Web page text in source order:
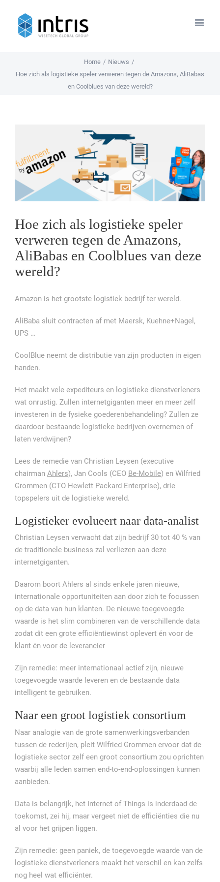
Home / Nieuws /
Hoe zich als logistieke speler verweren tegen de Amazons, AliBabas
en Coolblues van deze wereld?
Image
Hoe zich als logistieke speler
verweren tegen de Amazons,
AliBabas en Coolblues van deze
wereld?
Amazon is het grootste logistiek bedrijf ter wereld.
AliBaba sluit contracten af met Maersk, Kuehne+Nagel,
UPS …
CoolBlue neemt de distributie van zijn producten in eigen
handen.
Het maakt vele expediteurs en logistieke dienstverleners
wat onrustig. Zullen internetgiganten meer en meer zelf
investeren in de fysieke goederenbehandeling? Zullen ze
daardoor bestaande logistieke bedrijven overnemen of
laten verdwijnen?
Lees de remedie van Christian Leysen (executive
chairman Ahlers), Jan Cools (CEO Be-Mobile) en Wilfried
Grommen (CTO Hewlett Packard Enterprise), drie
topspelers uit de logistieke wereld.
Logistieker evolueert naar data-analist
Christian Leysen verwacht dat zijn bedrijf 30 tot 40 % van
de traditionele business zal verliezen aan deze
internetgiganten.
Daarom boort Ahlers al sinds enkele jaren nieuwe,
internationale opportuniteiten aan door zich te focussen
op de data van hun klanten. De nieuwe toegevoegde
waarde is het slim combineren van de verschillende data
zodat dit een grote efficiëntiewinst oplevert én voor de
klant én voor de leverancier
Zijn remedie: meer internationaal actief zijn, nieuwe
toegevoegde waarde leveren en de bestaande data
intelligent te gebruiken.
Naar een groot logistiek consortium
Naar analogie van de grote samenwerkingsverbanden
tussen de rederijen, pleit Wilfried Grommen ervoor dat de
logistieke sector zelf een groot consortium zou oprichten
waarbij alle leden samen end-to-end-oplossingen kunnen
aanbieden.
Data is belangrijk, het Internet of Things is inderdaad de
toekomst, zei hij, maar vergeet niet de efficiënties die nu
al voor het grijpen liggen.
Zijn remedie: geen paniek, de toegevoegde waarde van de
logistieke dienstverleners maakt het verschil en kan zelfs
nog heel wat efficiënter.